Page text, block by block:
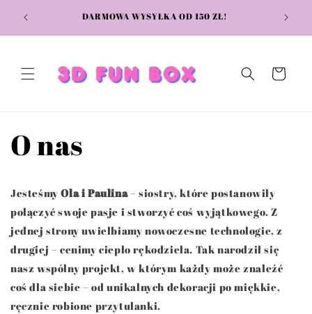
do
DARMOWA WYSYŁKA OD 150 ZŁ!
Koszyk
O nas
JesteśmyOla i Paulina– siostry, które postanowiły
połączyć swoje pasje i stworzyć coś wyjątkowego. Z
jednej strony uwielbiamy nowoczesne technologie, z
drugiej – cenimy ciepło rękodzieła. Tak narodził się
nasz wspólny projekt, w którym każdy może znaleźć
coś dla siebie – od unikalnych dekoracji po miękkie,
ręcznie robione przytulanki.